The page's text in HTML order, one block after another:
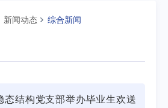
新闻动态 综合新闻
态结构党支部举办毕业生欢送